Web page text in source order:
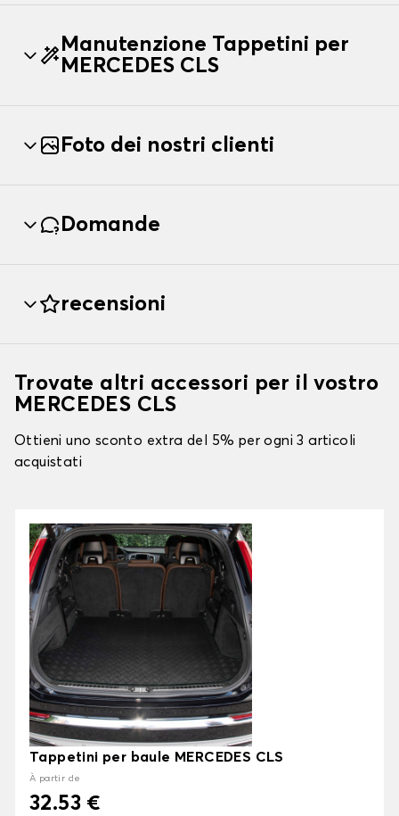
Manutenzione Tappetini per
MERCEDES CLS
Foto dei nostri clienti
Domande
recensioni
Trovate altri accessori per il vostro
MERCEDES CLS
Ottieni uno sconto extra del 5% per ogni 3 articoli
acquistati
Tappetini per baule MERCEDES CLS
À partir de
32.53 €